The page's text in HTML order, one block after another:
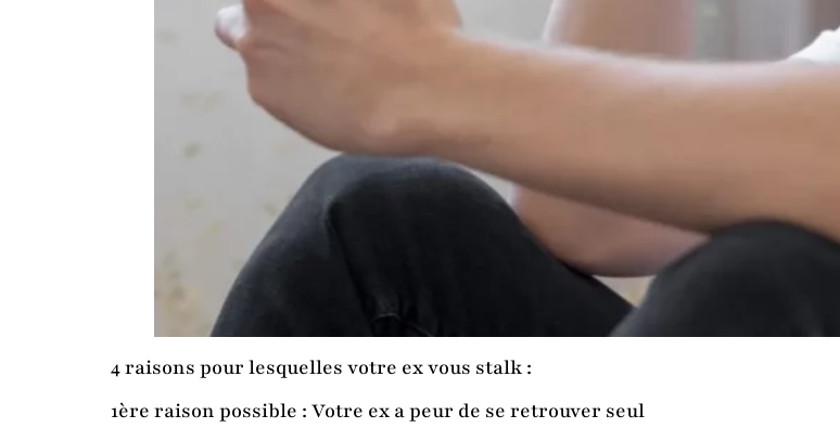
4 raisons pour lesquelles votre ex vous stalk :
1ère raison possible : Votre ex a peur de se retrouver seul